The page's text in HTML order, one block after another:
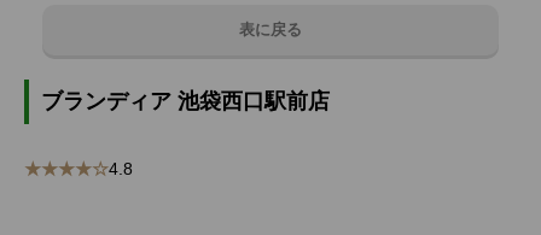
表に戻る
ブランディア 池袋西口駅前店
★★★★☆4.8